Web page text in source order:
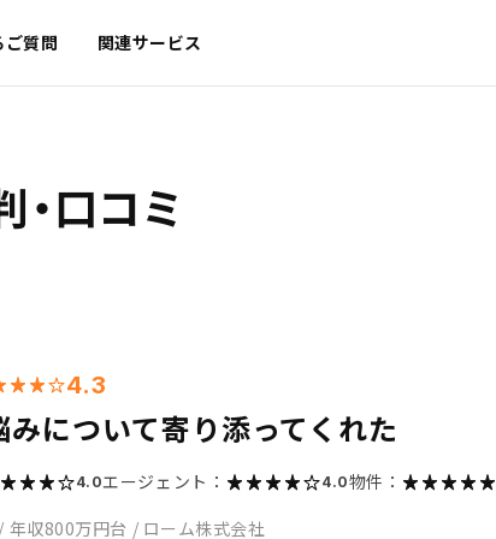
質問 関連サービス
・口コミ
4.3
について寄り添ってくれた
4.0エージェント： 4.0物件：
年収800万円台 / ローム株式会社